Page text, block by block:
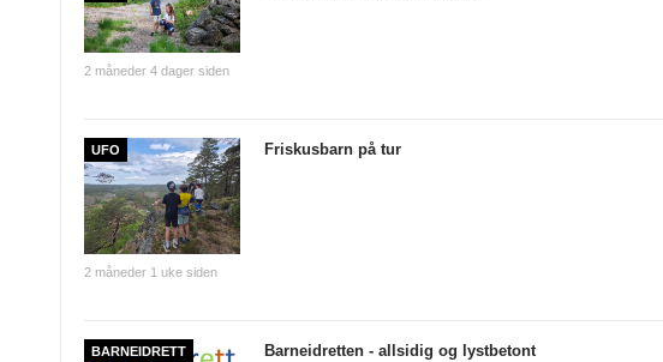
2 måneder 4 dager siden
UFO
2 måneder 1 uke siden
Friskusbarn på tur
BARNEIDRETT Barneidretten - allsidig og lystbetont